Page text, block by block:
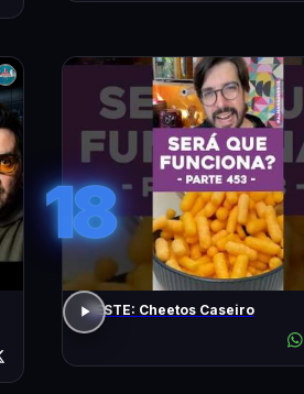
18
TESTE: Cheetos Caseiro